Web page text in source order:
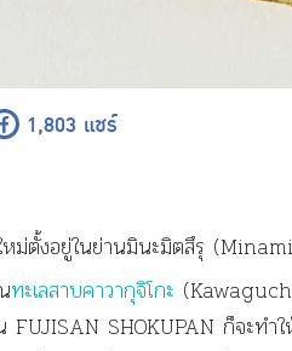
1,803 แชร์
หม่ตั้งอยู่ในย่านมินะมิตสึรุ
ทะเลสาบคาวากุจิโกะ
FUJISAN SHOKUPAN ก็จะทำใ